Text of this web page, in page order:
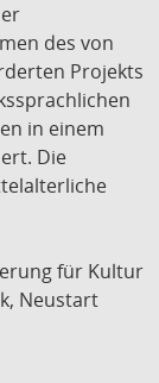
des von
Projekts
in einem
Die
für Kultur
Neustart